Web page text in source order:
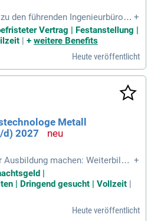
den führenden Ingenieurbüros i
mit Schwerpunkten in Schall-
Bauphysik un
+
Vertrag | Festanstellung |
+ weitere Benefits
Heute veröffentlicht
Metall
d) 2027
machen: Weiterbildu
(m/w/d): Weiterbildun
zum Industriemeister Fachrich
Interesse?
+
|
| Dringend gesucht | Vollzeit |
Heute veröffentlicht